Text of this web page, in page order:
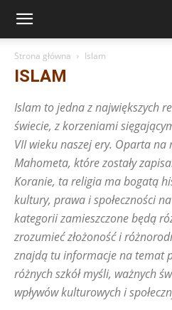
Strona główna Islam
ISLAM
Islam to jedna z największych
świecie, z korzeniami
VII wieku naszej ery. Oparta
Mahometa, które zostały
Koranie, ta religia ma bogatą
kultury, prawa i społeczności
kategorii zamieszczone będą
zrozumieć złożoność i
znajdą tu informacje na temat
różnych szkół myśli, ważnych
wpływów kulturowych i